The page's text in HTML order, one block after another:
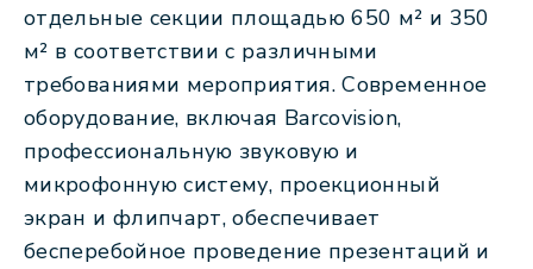
отдельные секции площадью 650 м² и 350
м² в соответствии с различными
требованиями мероприятия. Современное
оборудование, включая Barcovision,
профессиональную звуковую и
микрофонную систему, проекционный
экран и флипчарт, обеспечивает
бесперебойное проведение презентаций и